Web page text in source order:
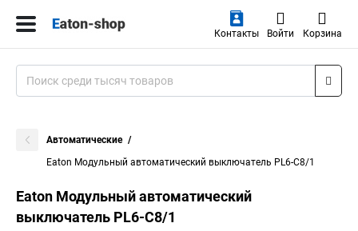
Контакты Войти Корзина
Автоматические
Eaton Модульный автоматический выключатель PL6-C8/1
Eaton Модульный автоматический
выключатель PL6-C8/1